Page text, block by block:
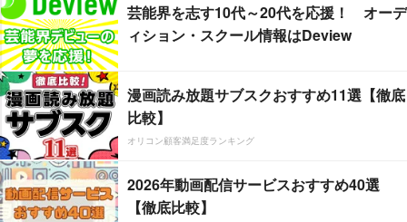
芸能界を志す10代～20代を応援！ オーデ
ィション・スクール情報はDeview
漫画読み放題サブスクおすすめ11選【徹底
比較】
オリコン顧客満足度ランキング
2026年動画配信サービスおすすめ40選
【徹底比較】